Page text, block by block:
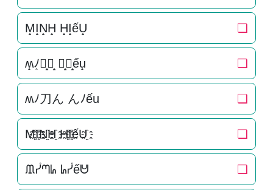
M̝I̝N̝H̝ H̝I̝ếU̝ ❏
ʍ̝ﾉ̝刀̝ん̝ ん̝ﾉ̝ếu̝ ❏
ʍﾉ刀ん んﾉếu ❏
M҈I҈N҈H҈ H҈I҈ếU҈ ❏
ᙢᓮᘉᖺ ᖺᓮếᕰ ❏